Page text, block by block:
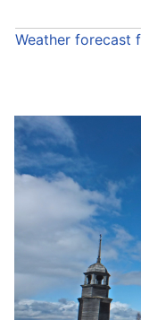
Weather forecast